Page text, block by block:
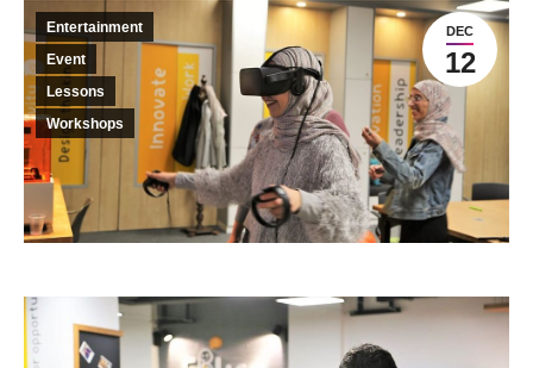
DEC
12
Entertainment
Event
Lessons
Workshops